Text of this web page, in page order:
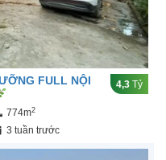
FULL NỘI
4,3 Tỷ
774m2
3 tuần trước